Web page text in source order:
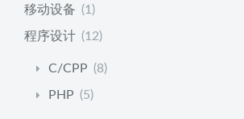
移动设备 (1)
程序设计 (12)
C/CPP (8)
PHP (5)